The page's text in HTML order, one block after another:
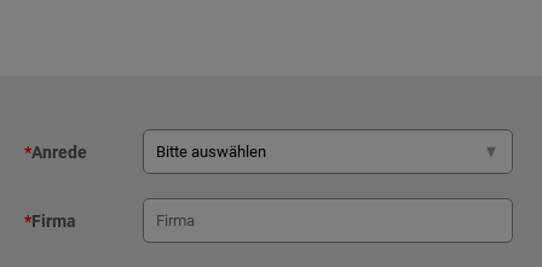
*Anrede
*Firma